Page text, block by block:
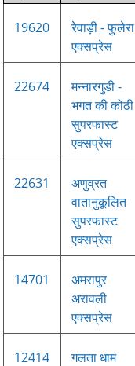
19620
रेवाड़ी - फुलेरा
एक्सप्रेस
22674
मन्नारगुडी -
भगत की कोठी
सुपरफास्ट
एक्सप्रेस
22631
अणुव्रत
वातानुकूलित
सुपरफास्ट
एक्सप्रेस
14701
अमरापुर
अरावली
एक्सप्रेस
12414
गलता धाम